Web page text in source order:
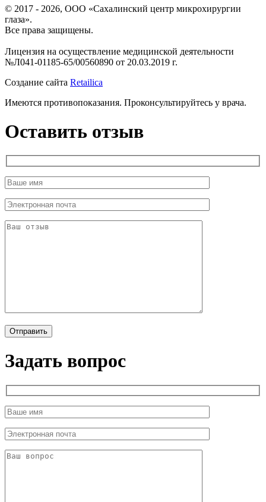
© 2017 - 2026, ООО «Сахалинский центр микрохирургии
глаза».
Все права защищены.
Лицензия на осуществление медицинской деятельности
№Л041-01185-65/00560890 от 20.03.2019 г.
Создание сайта Retailica
Имеются противопоказания. Проконсультируйтесь у врача.
Оставить отзыв
Задать вопрос